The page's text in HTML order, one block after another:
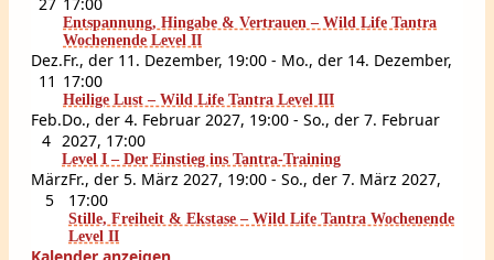
Entspannung, Hingabe & Vertrauen – Wild Life Tantra
Wochenende Level II
Dez.
11
Fr., der 11. Dezember, 19:00 - Mo., der 14. Dezember,
17:00
Heilige Lust – Wild Life Tantra Level III
Feb.
4
Do., der 4. Februar 2027, 19:00 - So., der 7. Februar
2027, 17:00
Level I – Der Einstieg ins Tantra-Training
März
5
Fr., der 5. März 2027, 19:00 - So., der 7. März 2027,
17:00
Stille, Freiheit & Ekstase – Wild Life Tantra Wochenende
Level II